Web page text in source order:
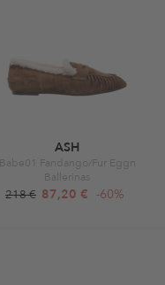
ASH
Babe01 Fandango/Fur Eggn
Ballerinas
218 € 87,20 € -60%